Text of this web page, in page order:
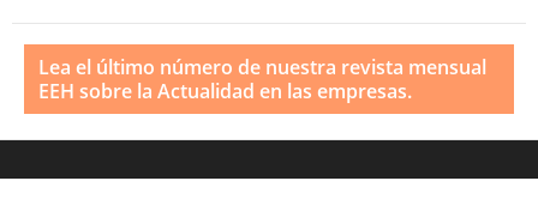
Lea el último número de nuestra revista mensual
EEH sobre la Actualidad en las empresas.